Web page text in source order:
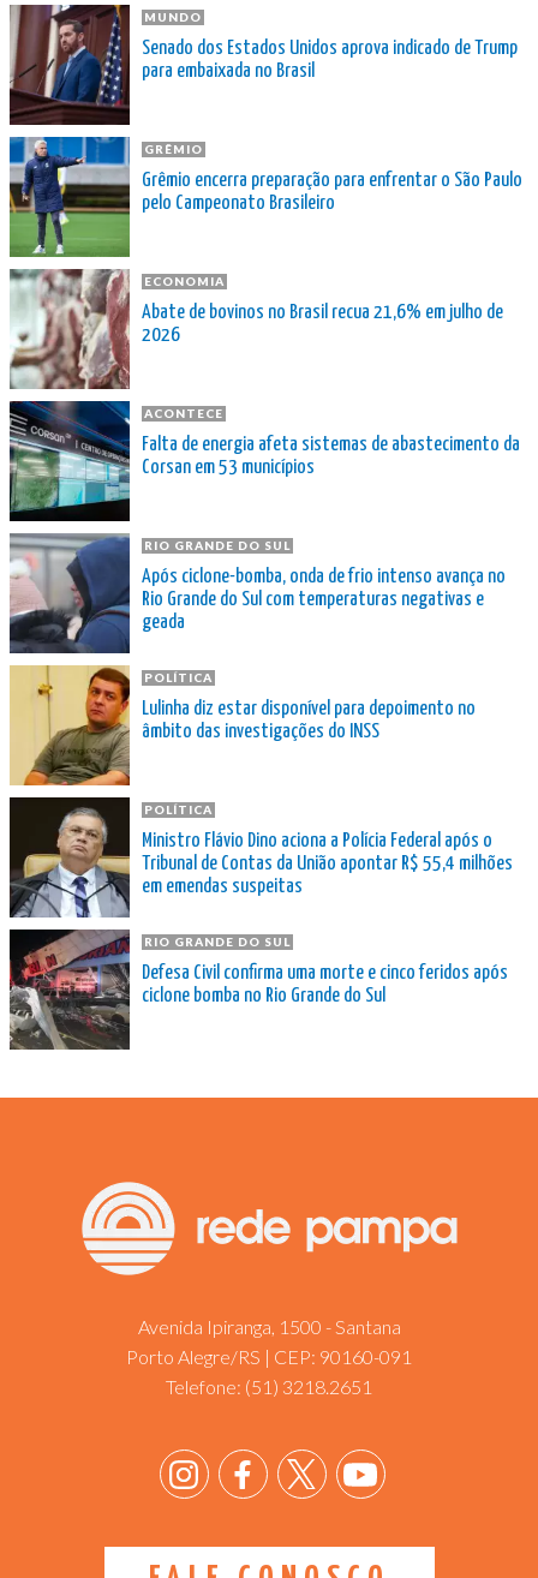
MUNDO
Senado dos Estados Unidos aprova indicado de Trump
para embaixada no Brasil
GRÊMIO
Grêmio encerra preparação para enfrentar o São Paulo
pelo Campeonato Brasileiro
ECONOMIA
Abate de bovinos no Brasil recua 21,6% em julho de
2026
ACONTECE
Falta de energia afeta sistemas de abastecimento da
Corsan em 53 municípios
RIO GRANDE DO SUL
Após ciclone-bomba, onda de frio intenso avança no
Rio Grande do Sul com temperaturas negativas e
geada
POLÍTICA
Lulinha diz estar disponível para depoimento no
âmbito das investigações do INSS
POLÍTICA
Ministro Flávio Dino aciona a Polícia Federal após o
Tribunal de Contas da União apontar R$ 55,4 milhões
em emendas suspeitas
RIO GRANDE DO SUL
Defesa Civil confirma uma morte e cinco feridos após
ciclone bomba no Rio Grande do Sul
Avenida Ipiranga, 1500 - Santana
Porto Alegre/RS | CEP: 90160-091
Telefone: (51) 3218.2651